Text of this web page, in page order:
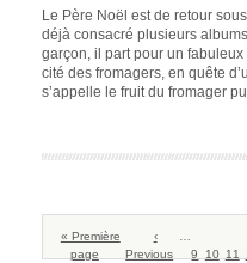
Le Père Noël est de retour
déjà consacré plusieurs
garçon, il part pour un
cité des fromagers, en quête
s’appelle le fruit du fromager
Pagination
Première
page
« Première
page
Page
précédente
‹
Previous
9
10 11